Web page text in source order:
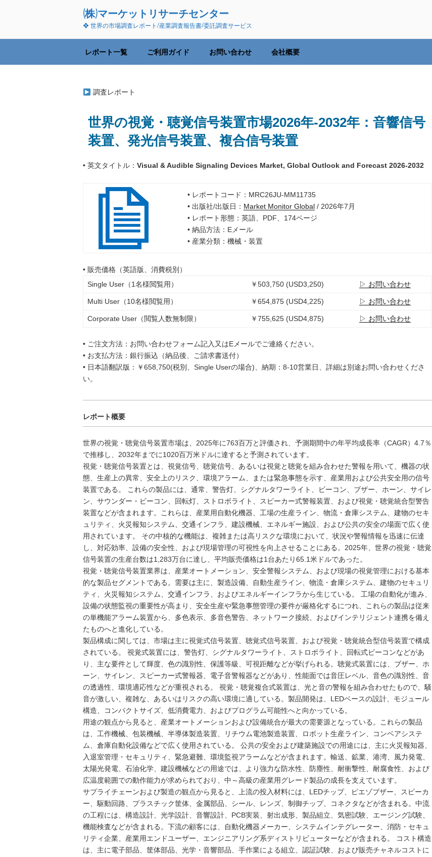
ン
へ
(株)マーケットリサーチセンター
❖ 世界の市場調査レポート/産業調査報告書/委託調査サービス
レポート一覧 ご利用ガイド お問い合わせ 会社概要
調査レポート
世界の視覚・聴覚信号装置市場2026年-2032年：音響信号
装置、発光信号装置、複合信号装置
• 英文タイトル： Visual & Audible Signaling Devices Market, Global Outlook and Forecast 2026-2032
• レポートコード：MRC26JU-MM11735
• 出版社/出版日： Market Monitor Global/ 2026年7月
• レポート形態：英語、PDF、174ページ
• 納品方法：Eメール
• 産業分類：機械・装置
• 販売価格（英語版、消費税別）
Single User（1名様閲覧用）
￥503,750 (USD3,250) ▷ お問い合わせ
Multi User（10名様閲覧用） ￥654,875 (USD4,225) ▷ お問い合わせ
Corporate User（閲覧人数無制限） ￥755,625 (USD4,875) ▷ お問い合わせ
• ご注文方法：お問い合わせフォーム記入又はEメールでご連絡ください。
• お支払方法：銀行振込（納品後、ご請求書送付）
• 日本語翻訳版：￥658,750(税別、Single Userの場合)、納期：8-10営業日、詳細は別途お問い合わせくださ
い。
レポート概要
世界の視覚・聴覚信号装置市場は、2025年に763百万と評価され、予測期間中の年平均成長率（CAGR）4.7％
で推移し、2032年までに1020百万米ドルに達すると予測されています。
視覚・聴覚信号装置とは、視覚信号、聴覚信号、あるいは視覚と聴覚を組み合わせた警報を用いて、機器の状
態、生産上の異常、安全上のリスク、環境アラーム、または緊急事態を示す、産業用および公共安全用の信号
装置である。 これらの製品には、通常、警告灯、シグナルタワーライト、ビーコン、ブザー、ホーン、サイレ
ン、サウンダー・ビーコン、回転灯、ストロボライト、スピーカー式警報装置、および視覚・聴覚統合型警告
装置などが含まれます。これらは、産業用自動化機器、工場の生産ライン、物流・倉庫システム、建物のセキ
ュリティ、火災報知システム、交通インフラ、建設機械、エネルギー施設、および公共の安全の場面で広く使
用されています。 その中核的な機能は、複雑または高リスクな環境において、状況や警報情報を迅速に伝達
し、対応効率、設備の安全性、および現場管理の可視性を向上させることにある。2025年、世界の視覚・聴覚
信号装置の生産台数は1,283万台に達し、平均販売価格は1台あたり65.1米ドルであった。
視覚・聴覚信号装置業界は、産業オートメーション、安全警報システム、および現場の視覚管理における基本
的な製品セグメントである。需要は主に、製造設備、自動生産ライン、物流・倉庫システム、建物のセキュリ
ティ、火災報知システム、交通インフラ、およびエネルギーインフラから生じている。 工場の自動化が進み、
設備の状態監視の重要性が高まり、安全生産や緊急事態管理の要件が厳格化するにつれ、これらの製品は従来
の単機能アラーム装置から、多色表示、多音色警告、ネットワーク接続、およびインテリジェント連携を備え
たものへと進化している。
製品構成に関しては、市場は主に視覚式信号装置、聴覚式信号装置、および視覚・聴覚統合型信号装置で構成
されている。 視覚式装置には、警告灯、シグナルタワーライト、ストロボライト、回転式ビーコンなどがあ
り、主な要件として輝度、色の識別性、保護等級、可視距離などが挙げられる。聴覚式装置には、ブザー、ホ
ーン、サイレン、スピーカー式警報器、電子音警報器などがあり、性能面では音圧レベル、音色の識別性、音
の透過性、環境適応性などが重視される。 視覚・聴覚複合式装置は、光と音の警報を組み合わせたもので、騒
音が激しい、複雑な、あるいはリスクの高い環境に適している。製品開発は、LEDベースの設計、モジュール
構造、コンパクトサイズ、低消費電力、およびプログラム可能性へと向かっている。
用途の観点から見ると、産業オートメーションおよび設備統合が最大の需要源となっている。これらの製品
は、工作機械、包装機械、半導体製造装置、リチウム電池製造装置、ロボット生産ライン、コンベアシステ
ム、倉庫自動化設備などで広く使用されている。 公共の安全および建築施設での用途には、主に火災報知器、
入退室管理・セキュリティ、緊急避難、環境監視アラームなどが含まれます。輸送、鉱業、港湾、風力発電、
太陽光発電、石油化学、建設機械などの用途では、より強力な防水性、防塵性、耐衝撃性、耐腐食性、および
広温度範囲での動作能力が求められており、中～高級の産業用グレード製品の成長を支えています。
サプライチェーンおよび製造の観点から見ると、上流の投入材料には、LEDチップ、ピエゾブザー、スピーカ
ー、駆動回路、プラスチック筐体、金属部品、シール、レンズ、制御チップ、コネクタなどが含まれる。中流
の工程には、構造設計、光学設計、音響設計、PCB実装、射出成形、製品組立、気密試験、エージング試験、
機能検査などが含まれる。下流の顧客には、自動化機器メーカー、システムインテグレーター、消防・セキュ
リティ企業、産業用エンドユーザー、エンジニアリング系ディストリビューターなどが含まれる。 コスト構造
は、主に電子部品、筐体部品、光学・音響部品、手作業による組立、認証試験、および販売チャネルコストに